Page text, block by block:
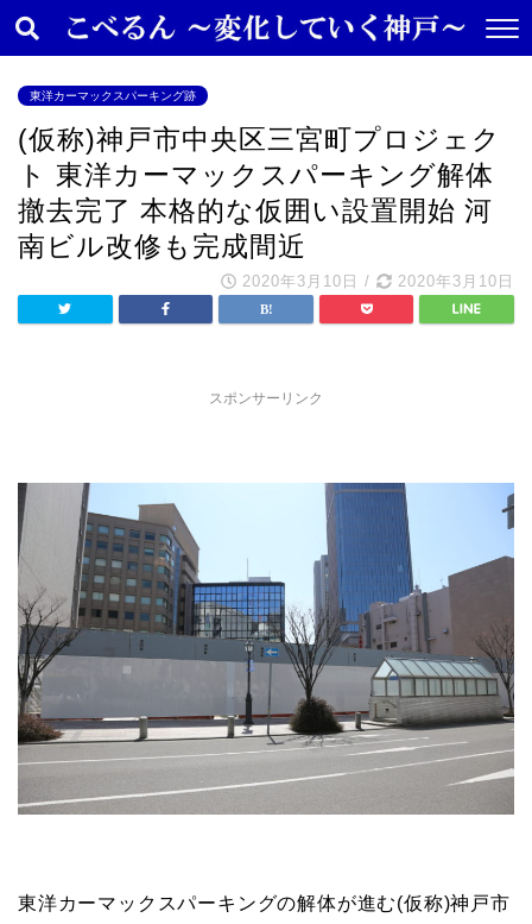
東洋カーマックスパーキング跡
(仮称)神戸市中央区三宮町プロジェク
ト 東洋カーマックスパーキング解体
撤去完了 本格的な仮囲い設置開始 河
南ビル改修も完成間近
2020年3月10日 / 2020年3月10日
スポンサーリンク
東洋カーマックスパーキングの解体が進む(仮称)神戸市